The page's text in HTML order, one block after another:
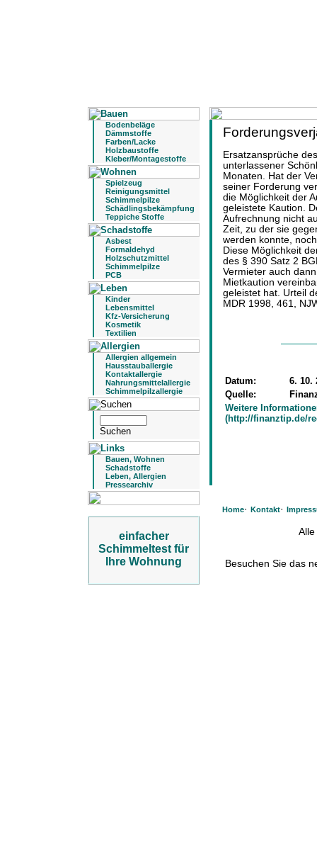
Bodenbeläge
Dämmstoffe
Farben/Lacke
Holzbaustoffe
Kleber/Montagestoffe
Spielzeug
Reinigungsmittel
Schimmelpilze
Schädlingsbekämpfung
Teppiche Stoffe
Asbest
Formaldehyd
Holzschutzmittel
Schimmelpilze
PCB
Kinder
Lebensmittel
Kfz-Versicherung
Kosmetik
Textilien
Allergien allgemein
Hausstauballergie
Kontaktallergie
Nahrungsmittelallergie
Schimmelpilzallergie
Bauen, Wohnen
Schadstoffe
Leben, Allergien
Pressearchiv
einfacher
Schimmeltest für
Ihre Wohnung
Ersatzansprüche
unterlassener
Monaten. Hat der
seiner Forderung
die Möglichkeit der
geleistete Kaution.
Aufrechnung nicht
Zeit, zu der sie
werden konnte,
Diese Möglichkeit
des § 390 Satz 2
Vermieter auch
Mietkaution
geleistet hat. Urteil
MDR 1998, 461,
Datum:
6. 10.
Quelle:
Weitere
(http://finanztip.de/
Home· Kontakt·
Besuchen Sie das